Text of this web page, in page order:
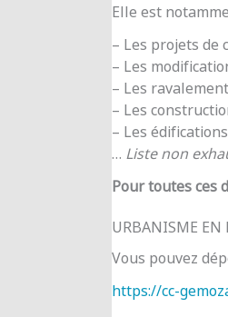
Elle est
– Les projets de
– Les
– Les
– Les
– Les
… Liste non
Pour toutes ces
URBANISME EN
Vous pouvez
https://cc-